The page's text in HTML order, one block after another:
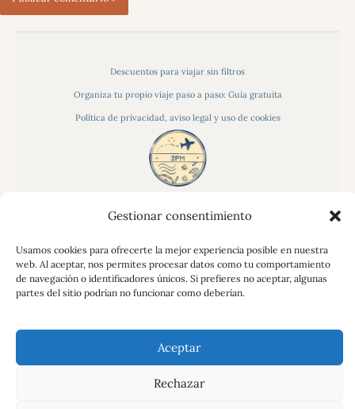
Gestionar consentimiento
Usamos cookies para ofrecerte la mejor experiencia posible en nuestra
web. Al aceptar, nos permites procesar datos como tu comportamiento
de navegación o identificadores únicos. Si prefieres no aceptar, algunas
partes del sitio podrían no funcionar como deberían.
Aceptar
Rechazar
Descuentos para viajar sin filtros
Organiza tu propio viaje paso a paso: Guía gratuita
Política de privacidad, aviso legal y uso de cookies
© 2026.2pasosalmundo . Todos los derechos
reservados.